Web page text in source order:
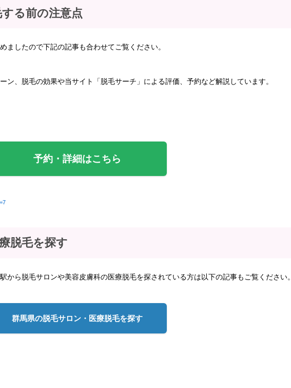
る前の注意点
ましたので下記の記事も合わせてご覧ください。
ン、脱毛の効果や当サイト「脱毛サーチ」による評価、予約など解説しています。
予約・詳細はこちら
脱毛を探す
から脱毛サロンや美容皮膚科の医療脱毛を探されている方は以下の記事もご覧ください。
群馬県の脱毛サロン・医療脱毛を探す